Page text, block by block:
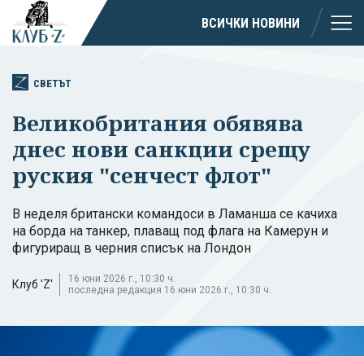
ВСИЧКИ НОВИНИ
СВЕТЪТ
Великобритания обявява
днес нови санкции срещу
руския "сенчест флот"
В неделя британски командоси в Ламанша се качиха
на борда на танкер, плаващ под флага на Камерун и
фигуриращ в черния списък на Лондон
Клуб 'Z'
16 юни 2026 г., 10:30 ч.
последна редакция 16 юни 2026 г., 10:30 ч.